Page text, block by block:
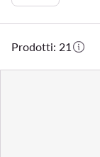
Prodotti: 21